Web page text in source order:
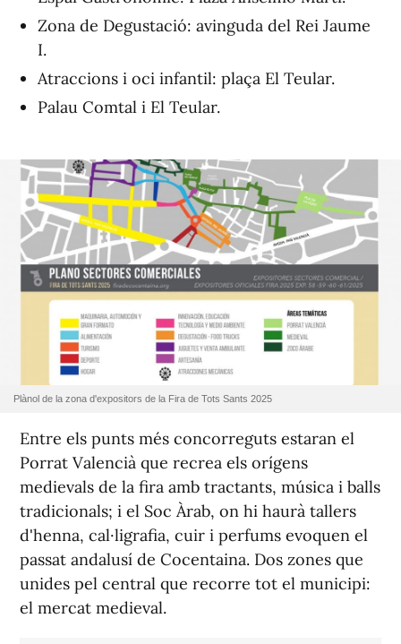
Zona de Degustació: avinguda del Rei Jaume
I.
Atraccions i oci infantil: plaça El Teular.
Palau Comtal i El Teular.
Plànol de la zona d'expositors de la Fira de Tots Sants 2025
Entre els punts més concorreguts estaran el
Porrat Valencià que recrea els orígens
medievals de la fira amb tractants, música i balls
tradicionals; i el Soc Àrab, on hi haurà tallers
d'henna, cal·ligrafia, cuir i perfums evoquen el
passat andalusí de Cocentaina. Dos zones que
unides pel central que recorre tot el municipi:
el mercat medieval.